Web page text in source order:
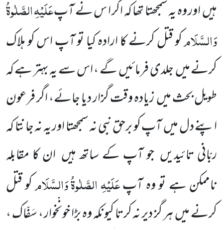
ہیںاور وہ یہ سمجھتا تھا کہ اگر ا س نے آپعَلَیْہِالصَّلٰوۃُ
وَالسَّلَامکو قتل کرنے کا ارادہ کیا تو آپ اس کو ہلاک
کرنے میںجلدی فرمائیںگے ، اس سے یہ بہتر ہے کہ
طویل بحث میںزیادہ وقت گزار دیا جائے، اگر فرعون
اپنے دل میںآپ کو برحق نبی نہ سمجھتا اور یہ نہ جانتا کہ
ربّانی تائیدیں جو آپ کے ساتھ ہیں ان کا مقابلہ
ناممکن ہے تو وہ آپعَلَیْہِالصَّلٰوۃُوَالسَّلَامکو قتل
کرنے میںہر گز دیر نہ کرتا کیونکہ وہ بڑا خونْخوار ، سَفّاک ،